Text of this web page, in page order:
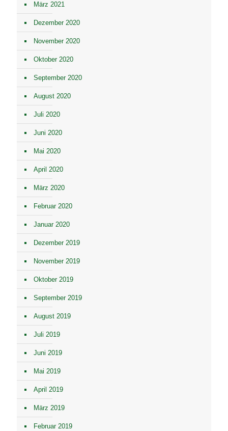
März 2021
Dezember 2020
November 2020
Oktober 2020
September 2020
August 2020
Juli 2020
Juni 2020
Mai 2020
April 2020
März 2020
Februar 2020
Januar 2020
Dezember 2019
November 2019
Oktober 2019
September 2019
August 2019
Juli 2019
Juni 2019
Mai 2019
April 2019
März 2019
Februar 2019